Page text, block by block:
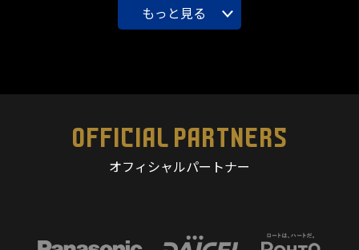
もっと見る
OFFICIAL PARTNERS
オフィシャルパートナー